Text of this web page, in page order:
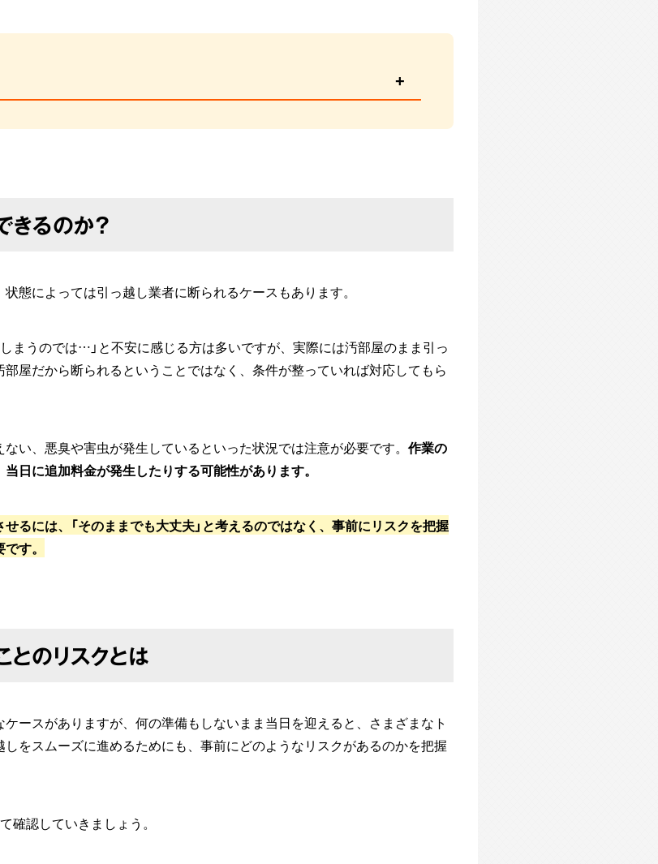
きるのか？
態によっては引っ越し業者に断られるケースもあります。
まうのでは…」と不安に感じる方は多いですが、実際には汚部屋のまま引っ
屋だから断られるということではなく、条件が整っていれば対応してもら
い、悪臭や害虫が発生しているといった状況では注意が必要です。 作業の
日に追加料金が発生したりする可能性があります。
るには、「そのままでも大丈夫」と考えるのではなく、事前にリスクを把握
す。
とのリスクとは
ースがありますが、何の準備もしないまま当日を迎えると、さまざまなト
をスムーズに進めるためにも、事前にどのようなリスクがあるのかを把握
確認していきましょう。